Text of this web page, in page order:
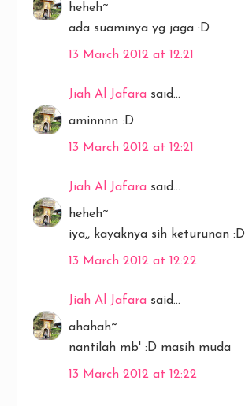
heheh~
ada suaminya yg jaga :D
13 March 2012 at 12:21
Jiah Al Jafara said...
aminnnn :D
13 March 2012 at 12:21
Jiah Al Jafara said...
heheh~
iya,, kayaknya sih keturunan :D
13 March 2012 at 12:22
Jiah Al Jafara said...
ahahah~
nantilah mb' :D masih muda
13 March 2012 at 12:22